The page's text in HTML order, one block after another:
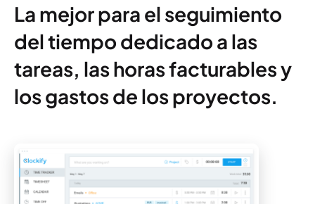
La mejor para el seguimiento
del tiempo dedicado a las
tareas, las horas facturables y
los gastos de los proyectos.